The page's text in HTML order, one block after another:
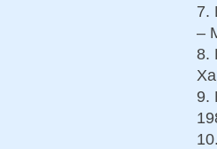
7.
–
8.
9.